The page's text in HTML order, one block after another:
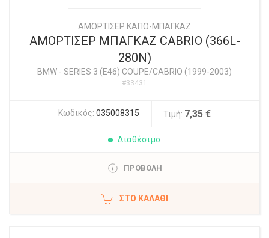
ΑΜΟΡΤΙΣΕΡ ΚΑΠΟ-ΜΠΑΓΚΑΖ
ΑΜΟΡΤΙΣΕΡ ΜΠΑΓΚΑΖ CABRIO (366L-
280N)
BMW - SERIES 3 (E46) COUPE/CABRIO (1999-2003)
#33431
Κωδικός: 035008315 Τιμή: 7,35 €
Διαθέσιμο
ΠΡΟΒΟΛΗ
ΣΤΟ ΚΑΛΆΘΙ